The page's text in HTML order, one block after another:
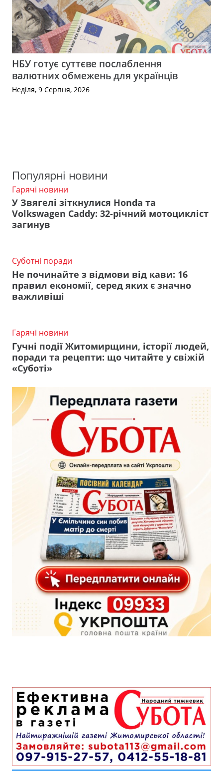
НБУ готує суттєве послаблення
валютних обмежень для українців
Неділя, 9 Серпня, 2026
Популярні новини
Гарячі новини
У Звягелі зіткнулися Honda та
Volkswagen Caddy: 32-річний мотоцикліст
загинув
Суботні поради
Не починайте з відмови від кави: 16
правил економії, серед яких є значно
важливіші
Гарячі новини
Гучні події Житомирщини, історії людей,
поради та рецепти: що читайте у свіжій
«Суботі»